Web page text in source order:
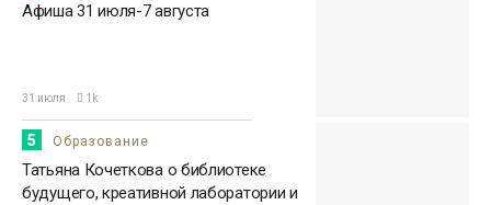
Афиша 31 июля-7 августа
31 июля 1k
5 Образование
Татьяна Кочеткова о библиотеке
будущего, креативной лаборатории и